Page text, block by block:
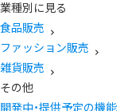
業種別に見る
食品販売
ファッション販売
雑貨販売
その他
開発中・提供予定の機能